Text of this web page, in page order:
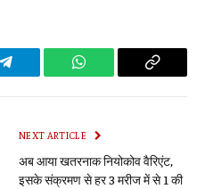
Telegram WhatsApp Copy
NEXT ARTICLE
अब आया खतरनाक नियोकोव वैरिएंट,
इसके संक्रमण से हर 3 मरीज में से 1 की